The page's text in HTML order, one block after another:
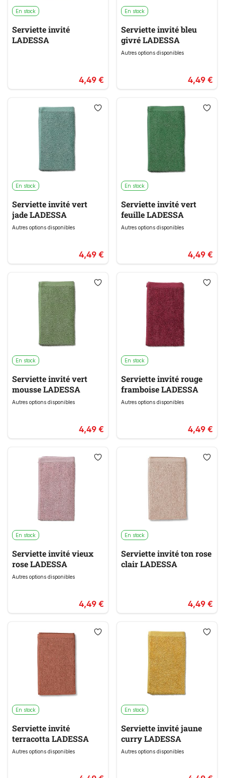
En stock
Serviette invité
LADESSA
4,49 €
En stock
Serviette invité bleu
givré LADESSA
Autres options disponibles
4,49 €
En stock
Serviette invité vert
jade LADESSA
Autres options disponibles
4,49 €
En stock
Serviette invité vert
feuille LADESSA
Autres options disponibles
4,49 €
En stock
Serviette invité vert
mousse LADESSA
Autres options disponibles
4,49 €
En stock
Serviette invité rouge
framboise LADESSA
Autres options disponibles
4,49 €
En stock
Serviette invité vieux
rose LADESSA
Autres options disponibles
4,49 €
En stock
Serviette invité ton rose
clair LADESSA
4,49 €
En stock
Serviette invité
terracotta LADESSA
Autres options disponibles
En stock
Serviette invité jaune
curry LADESSA
Autres options disponibles